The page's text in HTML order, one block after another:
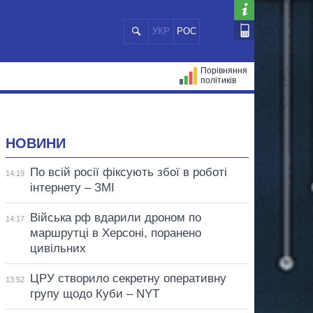
УКР РОС
Порівняння
політиків
НОВИНИ
14:19
По всій росії фіксують збої в роботі
інтернету – ЗМІ
14:17
Війська рф вдарили дроном по
маршрутці в Херсоні, поранено
цивільних
13:52
ЦРУ створило секретну оперативну
групу щодо Куби – NYT